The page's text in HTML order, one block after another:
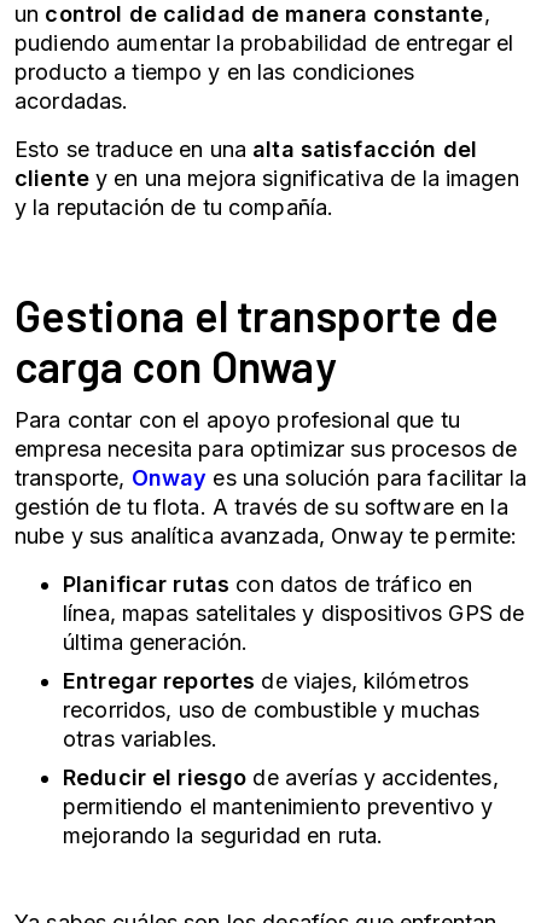
un control de calidad de manera constante,
pudiendo aumentar la probabilidad de entregar el
producto a tiempo y en las condiciones
acordadas.
Esto se traduce en una alta satisfacción del
cliente y en una mejora significativa de la imagen
y la reputación de tu compañía.
Gestiona el transporte de
carga con Onway
Para contar con el apoyo profesional que tu
empresa necesita para optimizar sus procesos de
transporte, Onway es una solución para facilitar la
gestión de tu flota. A través de su software en la
nube y sus analítica avanzada, Onway te permite:
Planificar rutas con datos de tráfico en
línea, mapas satelitales y dispositivos GPS de
última generación.
Entregar reportes de viajes, kilómetros
recorridos, uso de combustible y muchas
otras variables.
Reducir el riesgo de averías y accidentes,
permitiendo el mantenimiento preventivo y
mejorando la seguridad en ruta.